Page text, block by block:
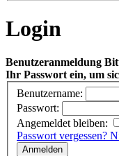
Login
Benutzeranmeldung
Ihr Passwort ein, um
Benutzername:
Passwort:
Angemeldet bleiben:
Passwort vergessen?